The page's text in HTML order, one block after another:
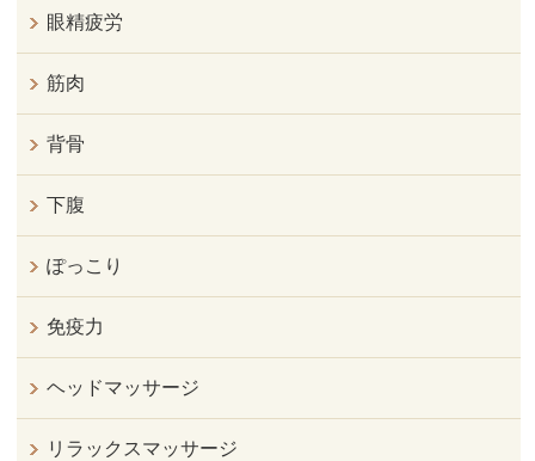
眼精疲労
筋肉
背骨
下腹
ぽっこり
免疫力
ヘッドマッサージ
リラックスマッサージ